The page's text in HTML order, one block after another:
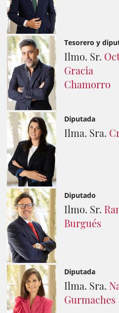
Tesorero y
Ilmo. Sr.
Gracia
Chamorro
Diputada
Ilma. Sra.
Diputado
Ilmo. Sr.
Burgués
Diputada
Ilma. Sra.
Gurmaches